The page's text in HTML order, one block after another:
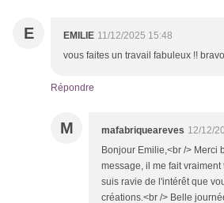
E EMILIE 11/12/2025 15:48
vous faites un travail fabuleux !! bravo
Répondre
M mafabriqueareves 12/12/
Bonjour Emilie,<br /> Merci
message, il me fait vraiment
suis ravie de l'intérêt que
créations.<br /> Belle